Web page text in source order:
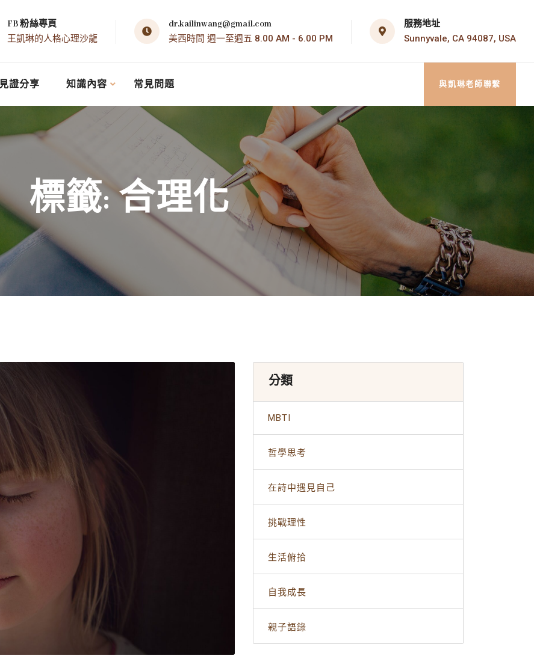
FB 粉絲專頁
王凱琳的人格心理沙龍
dr.kailinwang@gmail.com
美西時間 週一至週五 8.00 AM - 6.00 PM
服務地址
Sunnyvale, CA 94087, USA
見證分享 知識內容 常見問題 與凱琳老師聯繫
標籤:合理化
分類
MBTI
哲學思考
在詩中遇見自己
挑戰理性
生活俯拾
自我成長
親子語錄